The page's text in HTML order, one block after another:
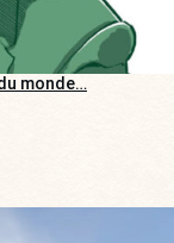
monde…